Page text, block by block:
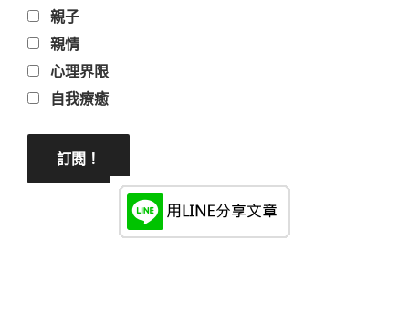
親子
親情
心理界限
自我療癒